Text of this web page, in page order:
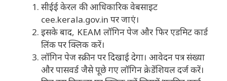
सीईई केरल की आधिकारिक वेबसाइट
cee.kerala.gov.in पर जाएं।
इसके बाद, KEAM लॉगिन पेज और फिर एडमिट कार्ड
लिंक पर क्लिक करें।
लॉगिन पेज स्क्रीन पर दिखाई देगा। आवेदन पत्र संख्या
और पासवर्ड जैसे पूछे गए लॉगिन क्रेडेंशियल दर्ज करें।